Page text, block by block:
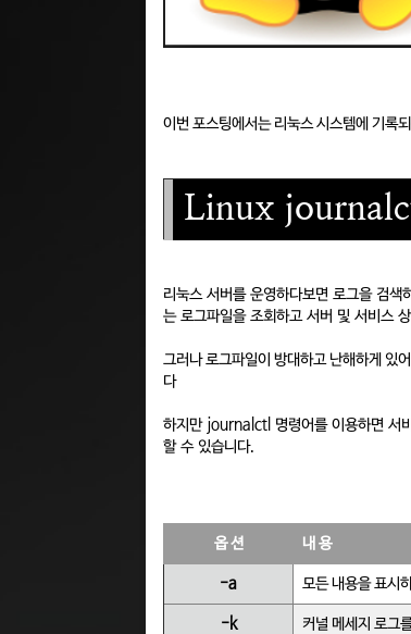
이번 포스팅에서는 리눅스 시스템에 기록
Linux
리눅스 서버를 운영하다보면 로그을 검
는 로그파일을 조회하고 서버 및 서비스
그러나 로그파일이 방대하고 난해하게 있
다
하지만 journalctl 명령어를 이용하면 서
할 수 있습니다.
옵 션 내 용
-a 모든 내용을 표시
-k 커널 메세지 로그